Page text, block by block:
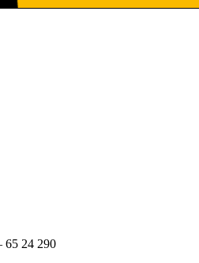
65 24 290